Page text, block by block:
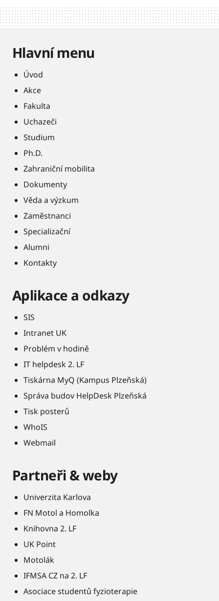
Hlavní menu
Úvod
Akce
Fakulta
Uchazeči
Studium
Ph.D.
Zahraniční mobilita
Dokumenty
Věda a výzkum
Zaměstnanci
Specializační
Alumni
Kontakty
Aplikace a odkazy
SIS
Intranet UK
Problém v hodině
IT helpdesk 2. LF
Tiskárna MyQ (Kampus Plzeňská)
Správa budov HelpDesk Plzeňská
Tisk posterů
WhoIS
Webmail
Partneři & weby
Univerzita Karlova
FN Motol a Homolka
Knihovna 2. LF
UK Point
Motolák
IFMSA CZ na 2. LF
Asociace studentů fyzioterapie